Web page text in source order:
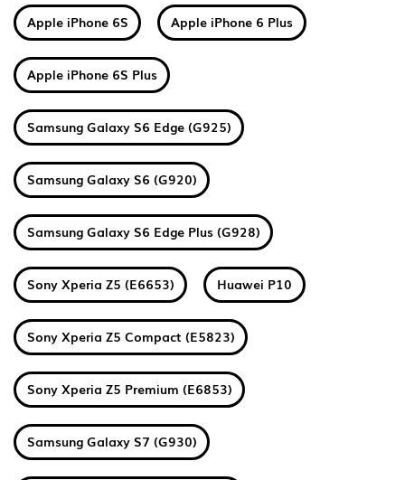
Apple iPhone 6S Apple iPhone 6 Plus
Apple iPhone 6S Plus
Samsung Galaxy S6 Edge (G925)
Samsung Galaxy S6 (G920)
Samsung Galaxy S6 Edge Plus (G928)
Sony Xperia Z5 (E6653) Huawei P10
Sony Xperia Z5 Compact (E5823)
Sony Xperia Z5 Premium (E6853)
Samsung Galaxy S7 (G930)